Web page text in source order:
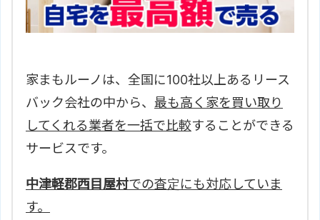
家まもルーノは、全国に100社以上あるリース
バック会社の中から、 最も高く家を買い取り
してくれる業者を一括で比較することができる
サービスです。
中津軽郡西目屋村での査定にも対応していま
す。